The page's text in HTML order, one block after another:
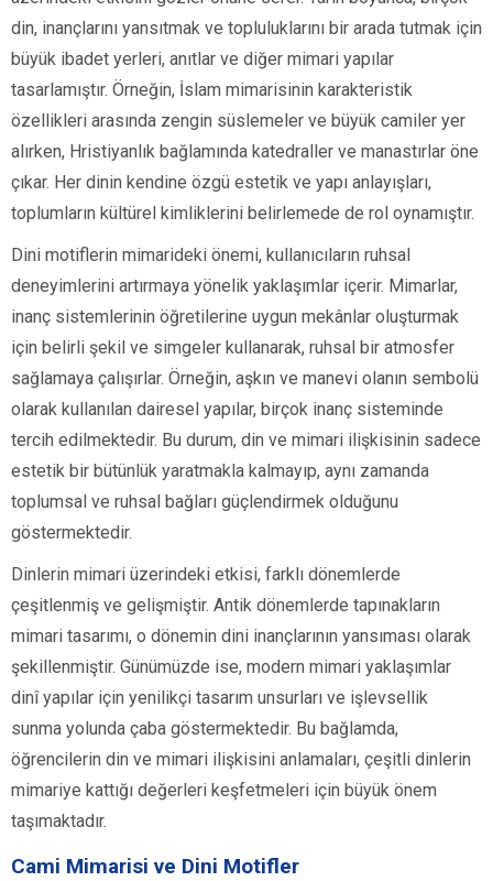
din, inançlarını yansıtmak ve topluluklarını bir arada tutmak için
büyük ibadet yerleri, anıtlar ve diğer mimari yapılar
tasarlamıştır. Örneğin, İslam mimarisinin karakteristik
özellikleri arasında zengin süslemeler ve büyük camiler yer
alırken, Hristiyanlık bağlamında katedraller ve manastırlar öne
çıkar. Her dinin kendine özgü estetik ve yapı anlayışları,
toplumların kültürel kimliklerini belirlemede de rol oynamıştır.
Dini motiflerin mimarideki önemi, kullanıcıların ruhsal
deneyimlerini artırmaya yönelik yaklaşımlar içerir. Mimarlar,
inanç sistemlerinin öğretilerine uygun mekânlar oluşturmak
için belirli şekil ve simgeler kullanarak, ruhsal bir atmosfer
sağlamaya çalışırlar. Örneğin, aşkın ve manevi olanın sembolü
olarak kullanılan dairesel yapılar, birçok inanç sisteminde
tercih edilmektedir. Bu durum, din ve mimari ilişkisinin sadece
estetik bir bütünlük yaratmakla kalmayıp, aynı zamanda
toplumsal ve ruhsal bağları güçlendirmek olduğunu
göstermektedir.
Dinlerin mimari üzerindeki etkisi, farklı dönemlerde
çeşitlenmiş ve gelişmiştir. Antik dönemlerde tapınakların
mimari tasarımı, o dönemin dini inançlarının yansıması olarak
şekillenmiştir. Günümüzde ise, modern mimari yaklaşımlar
dinî yapılar için yenilikçi tasarım unsurları ve işlevsellik
sunma yolunda çaba göstermektedir. Bu bağlamda,
öğrencilerin din ve mimari ilişkisini anlamaları, çeşitli dinlerin
mimariye kattığı değerleri keşfetmeleri için büyük önem
taşımaktadır.
Cami Mimarisi ve Dini Motifler